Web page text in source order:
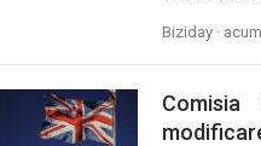
Biziday ·